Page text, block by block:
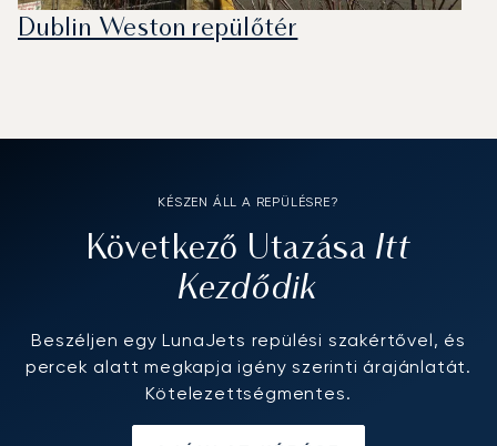
Dublin Weston repülőtér
KÉSZEN ÁLL A REPÜLÉSRE?
Következő Utazása Itt
Kezdődik
Beszéljen egy LunaJets repülési szakértővel, és
percek alatt megkapja igény szerinti árajánlatát.
Kötelezettségmentes.